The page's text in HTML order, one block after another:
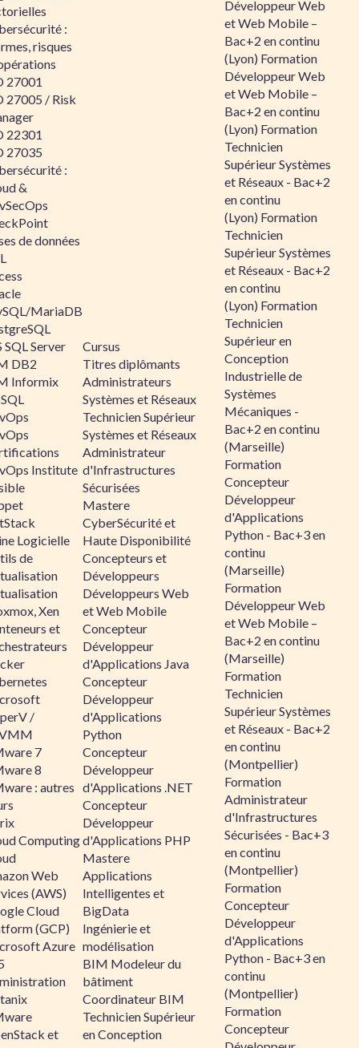
:
risques
27001
27005 / Risk
22301
27035
:
&
de données
MariaDB
SQL Server
DB2
Informix
Institute
Logicielle
de
Xen
et
/
7
8
: autres
Computing
Web
(AWS)
Cloud
(GCP)
Azure
et
Cursus
Titres diplômants
Administrateurs
Systèmes et Réseaux
Technicien Supérieur
Systèmes et Réseaux
Administrateur
d'Infrastructures
Sécurisées
Mastere
CyberSécurité et
Haute Disponibilité
Concepteurs et
Développeurs
Développeurs Web
et Web Mobile
Concepteur
Développeur
d'Applications Java
Concepteur
Développeur
d'Applications
Python
Concepteur
Développeur
d'Applications .NET
Concepteur
Développeur
d'Applications PHP
Mastere
Applications
Intelligentes et
BigData
Ingénierie et
modélisation
BIM Modeleur du
bâtiment
Coordinateur BIM
Technicien Supérieur
en Conception
Développeur Web
et Web Mobile –
Bac+2 en continu
(Lyon) Formation
Développeur Web
et Web Mobile –
Bac+2 en continu
(Lyon) Formation
Technicien
Supérieur Systèmes
et Réseaux - Bac+2
en continu
(Lyon) Formation
Technicien
Supérieur Systèmes
et Réseaux - Bac+2
en continu
(Lyon) Formation
Technicien
Supérieur en
Conception
Industrielle de
Systèmes
Mécaniques -
Bac+2 en continu
(Marseille)
Formation
Concepteur
Développeur
d'Applications
Python - Bac+3 en
continu
(Marseille)
Formation
Développeur Web
et Web Mobile –
Bac+2 en continu
(Marseille)
Formation
Technicien
Supérieur Systèmes
et Réseaux - Bac+2
en continu
(Montpellier)
Formation
Administrateur
d'Infrastructures
Sécurisées - Bac+3
en continu
(Montpellier)
Formation
Concepteur
Développeur
d'Applications
Python - Bac+3 en
continu
(Montpellier)
Formation
Concepteur